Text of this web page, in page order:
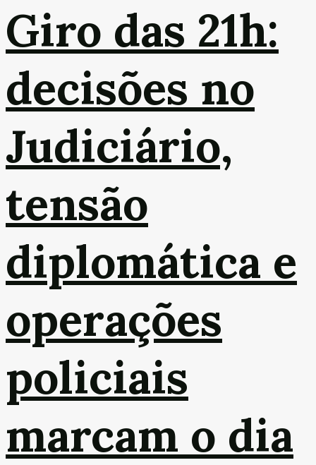
Giro das 21h:
decisões no
Judiciário,
tensão
diplomática e
operações
policiais
marcam o dia